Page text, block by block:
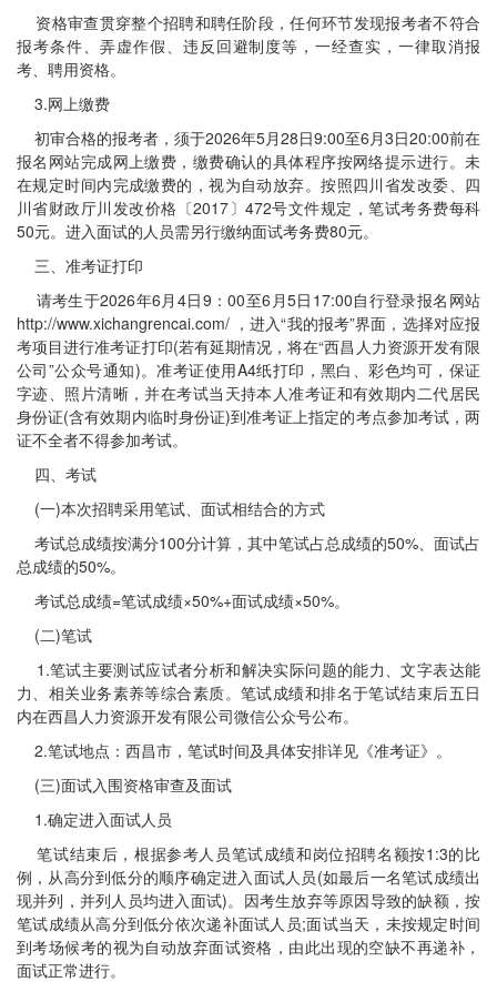
资格审查贯穿整个招聘和聘任阶段，任何环节发现报考者不符合
报考条件、弄虚作假、违反回避制度等，一经查实，一律取消报
考、聘用资格。
3.网上缴费
初审合格的报考者，须于2026年5月28日9:00至6月3日20:00前在
报名网站完成网上缴费，缴费确认的具体程序按网络提示进行。未
在规定时间内完成缴费的，视为自动放弃。按照四川省发改委、四
川省财政厅川发改价格〔2017〕472号文件规定，笔试考务费每科
50元。进入面试的人员需另行缴纳面试考务费80元。
三、准考证打印
请考生于2026年6月4日9：00至6月5日17:00自行登录报名网站
http://www.xichangrencai.com/ ，进入“我的报考”界面，选择对应报
考项目进行准考证打印(若有延期情况，将在“西昌人力资源开发有限
公司”公众号通知)。准考证使用A4纸打印，黑白、彩色均可，保证
字迹、照片清晰，并在考试当天持本人准考证和有效期内二代居民
身份证(含有效期内临时身份证)到准考证上指定的考点参加考试，两
证不全者不得参加考试。
四、考试
(一)本次招聘采用笔试、面试相结合的方式
考试总成绩按满分100分计算，其中笔试占总成绩的50%、面试占
总成绩的50%。
考试总成绩=笔试成绩×50%+面试成绩×50%。
(二)笔试
1.笔试主要测试应试者分析和解决实际问题的能力、文字表达能
力、相关业务素养等综合素质。笔试成绩和排名于笔试结束后五日
内在西昌人力资源开发有限公司微信公众号公布。
2.笔试地点：西昌市，笔试时间及具体安排详见《准考证》。
(三)面试入围资格审查及面试
1.确定进入面试人员
笔试结束后，根据参考人员笔试成绩和岗位招聘名额按1:3的比
例，从高分到低分的顺序确定进入面试人员(如最后一名笔试成绩出
现并列，并列人员均进入面试)。因考生放弃等原因导致的缺额，按
笔试成绩从高分到低分依次递补面试人员;面试当天，未按规定时间
到考场候考的视为自动放弃面试资格，由此出现的空缺不再递补，
面试正常进行。